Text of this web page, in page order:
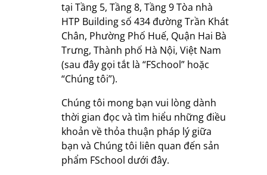
tại Tầng 5, Tầng 8, Tầng 9 Tòa nhà
HTP Building số 434 đường Trần Khát
Chân, Phường Phố Huế, Quận Hai Bà
Trưng, Thành phố Hà Nội, Việt Nam
(sau đây gọi tắt là “FSchool” hoặc
“Chúng tôi”).
Chúng tôi mong bạn vui lòng dành
thời gian đọc và tìm hiểu những điều
khoản về thỏa thuận pháp lý giữa
bạn và Chúng tôi liên quan đến sản
phẩm FSchool dưới đây.